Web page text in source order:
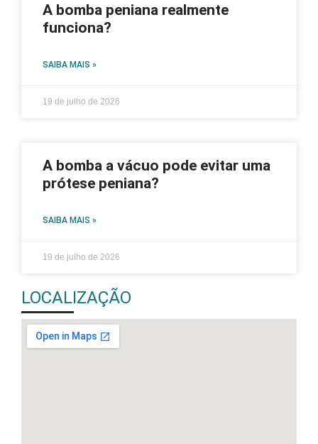
A bomba peniana realmente
funciona?
SAIBA MAIS »
19 de julho de 2026
A bomba a vácuo pode evitar uma
prótese peniana?
SAIBA MAIS »
19 de julho de 2026
LOCALIZAÇÃO